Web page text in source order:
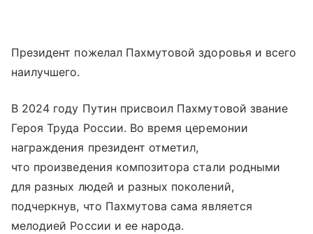
Президент пожелал Пахмутовой здоровья и всего
наилучшего.
В 2024 году Путин присвоил Пахмутовой звание
Героя Труда России. Во время церемонии
награждения президент отметил,
что произведения композитора стали родными
для разных людей и разных поколений,
подчеркнув, что Пахмутова сама является
мелодией России и ее народа.